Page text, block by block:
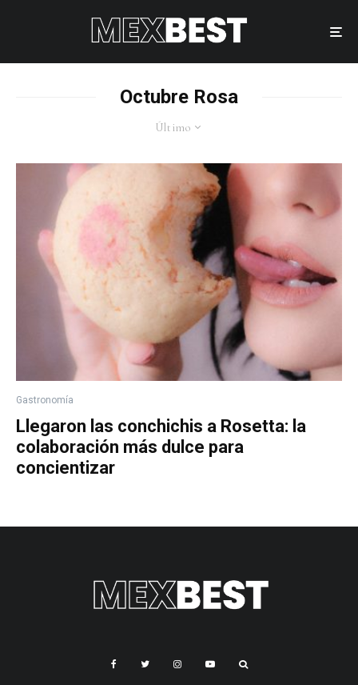
Octubre Rosa
Último
Gastronomía
Llegaron las conchichis a Rosetta: la
colaboración más dulce para
concientizar